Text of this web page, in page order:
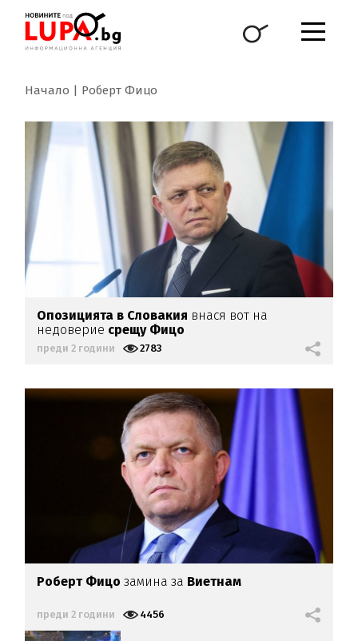
Начало Роберт Фицо
Опозицията в Словакия внася вот на
недоверие срещу Фицо
преди 2 години 2783
Роберт Фицозамина за Виетнам
преди 2 години 4456